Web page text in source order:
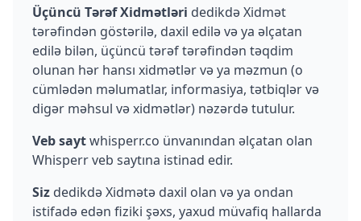
Üçüncü Tərəf Xidmətləri dedikdə Xidmət
tərəfindən göstərilə, daxil edilə və ya əlçatan
edilə bilən, üçüncü tərəf tərəfindən təqdim
olunan hər hansı xidmətlər və ya məzmun (o
cümlədən məlumatlar, informasiya, tətbiqlər və
digər məhsul və xidmətlər) nəzərdə tutulur.
Veb saytwhisperr.co ünvanından əlçatan olan
Whisperr veb saytına istinad edir.
Siz dedikdə Xidmətə daxil olan və ya ondan
istifadə edən fiziki şəxs, yaxud müvafiq hallarda